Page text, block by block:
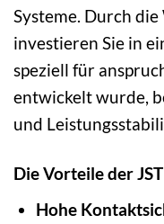
Systeme. Durch die
investieren Sie in
speziell für
entwickelt wurde,
und
Die Vorteile der
Hohe